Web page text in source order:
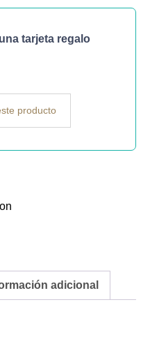
tarjeta regalo
producto
adicional